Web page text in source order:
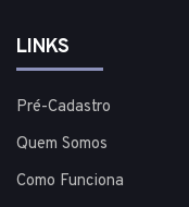
LINKS
Pré-Cadastro
Quem Somos
Como Funciona